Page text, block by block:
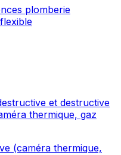
plomberie
et destructive
thermique, gaz
(caméra thermique,